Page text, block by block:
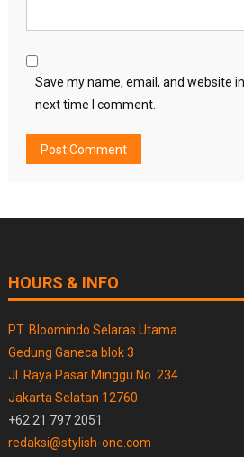
Save my name, email, and website
next time I comment.
HOURS & INFO
PT. Bloomindo Selaras Utama
Gedung Ganeca blok 3
Jl. Raya Pasar Minggu No. 234
Jakarta Selatan 12760
+62 21 797 2051
redaksi@stylish-one.com